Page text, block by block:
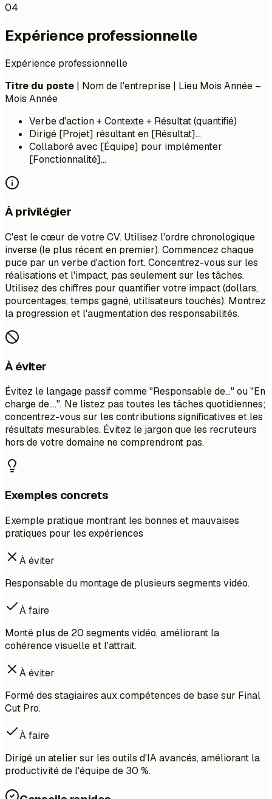
04
Expérience professionnelle
Expérience professionnelle
Titre du poste | Nom de l'entreprise | Lieu Mois Année –
Mois Année
Verbe d'action + Contexte + Résultat (quantifié)
Dirigé [Projet] résultant en [Résultat]...
Collaboré avec [Équipe] pour implémenter
[Fonctionnalité]...
À privilégier
C'est le cœur de votre CV. Utilisez l'ordre chronologique
inverse (le plus récent en premier). Commencez chaque
puce par un verbe d'action fort. Concentrez-vous sur les
réalisations et l'impact, pas seulement sur les tâches.
Utilisez des chiffres pour quantifier votre impact (dollars,
pourcentages, temps gagné, utilisateurs touchés). Montrez
la progression et l'augmentation des responsabilités.
À éviter
Évitez le langage passif comme "Responsable de..." ou "En
charge de....". Ne listez pas toutes les tâches quotidiennes;
concentrez-vous sur les contributions significatives et les
résultats mesurables. Évitez le jargon que les recruteurs
hors de votre domaine ne comprendront pas.
Exemples concrets
Exemple pratique montrant les bonnes et mauvaises
pratiques pour les expériences
À éviter
Responsable du montage de plusieurs segments vidéo.
À faire
Monté plus de 20 segments vidéo, améliorant la
cohérence visuelle et l'attrait.
À éviter
Formé des stagiaires aux compétences de base sur Final
Cut Pro.
À faire
Dirigé un atelier sur les outils d'IA avancés, améliorant la
productivité de l'équipe de 30 %.